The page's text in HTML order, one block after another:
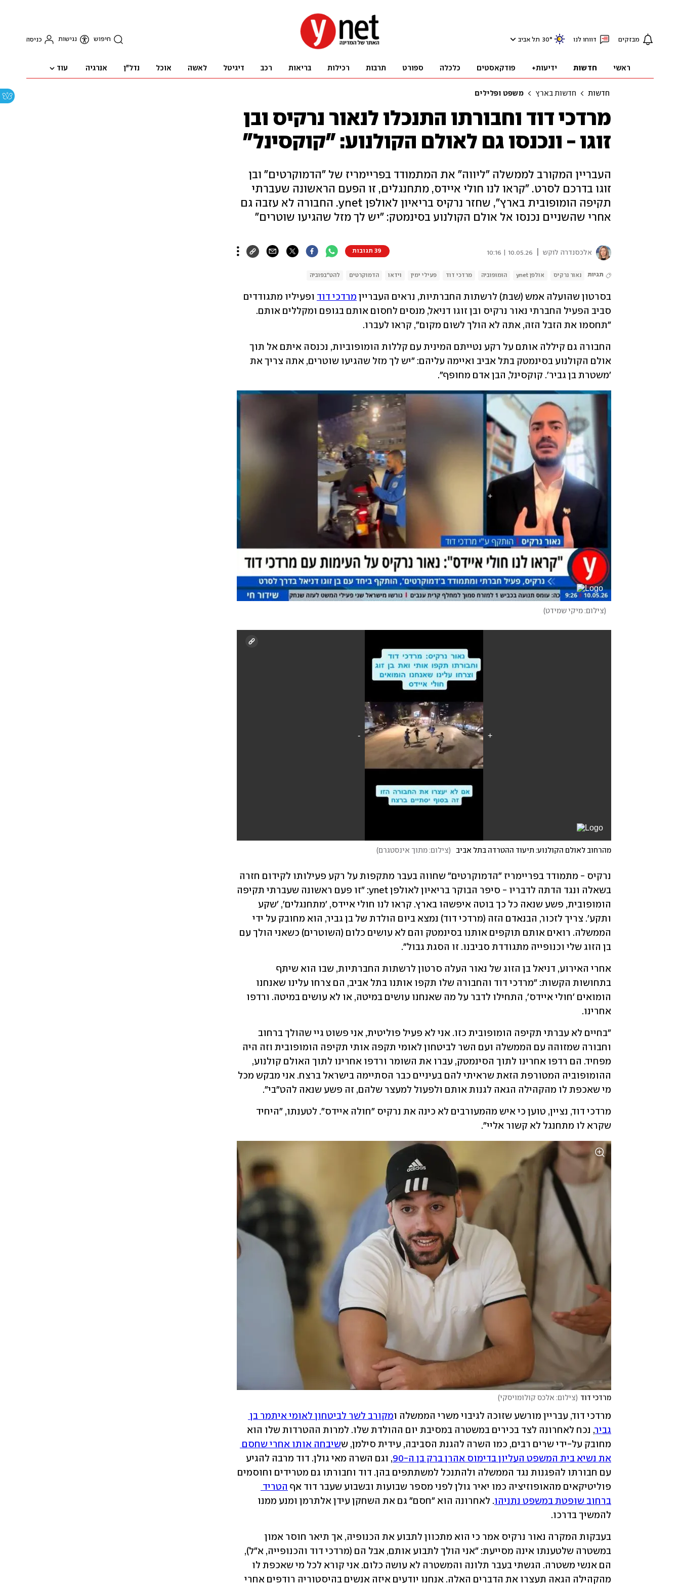
מבזקים דווחו לנו 30° תל אביב חיפוש נגישות כניסה
ראשי חדשות ידיעות+ פודקאסטים כלכלה ספורט תרבות רכילות בריאות רכב דיגיטל לאשה אוכל נדל"ן אנרגיה עוד
חדשות חדשות בארץ משפט ופלילים
מרדכי דוד וחבורתו התנכלו לנאור נרקיס ובן
זוגו - ונכנסו גם לאולם הקולנוע: "קוקסינל"
העבריין המקורב לממשלה "ליווה" את המתמודד בפריימריז של "הדמוקרטים" ובן
זוגו בדרכם לסרט. "קראו לנו חולי איידס, מתחנגלים, זו הפעם הראשונה שעברתי
תקיפה הומופובית בארץ", שחזר נרקיס בריאיון לאולפן ynet. החבורה לא עזבה גם
אחרי שהשניים נכנסו אל אולם הקולנוע בסינמטק: "יש לך מזל שהגיעו שוטרים"
אלכסנדרה לוקש 10.05.26 | 10:16 39 תגובות
תגיות נאור נרקיס אולפן ynet הומופוביה מרדכי דוד פעילי ימין וידאו הדמוקרטים להט"בפוביה
בסרטון שהועלה אמש (שבת) לרשתות החברתיות, נראים העבריין מרדכי דוד
"תחסמו את הזבל הזה, אתה לא הולך לשום מקום", קראו לעברו.
'משטרת בן גביר'. קוקסינל, הבן אדם מחופף".
(צילום: מיקי שמידט)
מהרחוב לאולם הקולנוע: תיעוד ההטרדה בתל אביב (צילום: מתוך אינסטגרם )
בן הזוג שלי וכנופייה מתגודדת סביבנו. זו הסגת גבול".
אחרינו.
מי שאכפת לו מהקהילה הגאה לגנות אותם ולפעול למעצר שלהם, זה פשע שנאה להט"בי".
שקרא לו מתחנגל לא קשור אליי".
מרדכי דוד (צילום: אלכס קולומויסקי)
מרדכי דוד, עבריין מורשע שזוכה לגיבוי משרי הממשלה ו
גביר
מחובק על-ידי שרים רבים, כמו השרה להגנת הסביבה, עידית סילמן, ש
את נשיא בית המשפט העליון בדימוס אהרן ברק בן ה-90
פוליטיקאים מהאופוזיציה כמו יאיר גולן לפני מספר שבועות ובשבוע שעבר דוד אף
ברחוב שופטת במשפט נתניהו
להמשיך בדרכו.